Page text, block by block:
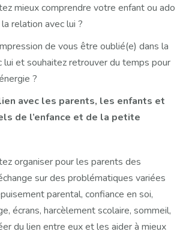
mieux comprendre votre enfant ou ado
relation avec lui ?
de vous être oublié(e) dans la
lui et souhaitez retrouver du temps pour
?
avec les parents, les enfants et
de l’enfance et de la petite
organiser pour les parents des
sur des problématiques variées
parental, confiance en soi,
écrans, harcèlement scolaire, sommeil,
du lien entre eux et les aider à mieux